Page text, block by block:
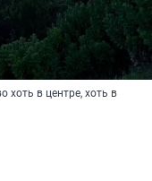
хоть в центре, хоть в